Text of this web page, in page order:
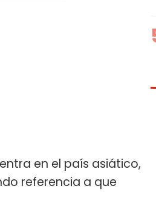
en el país asiático,
referencia a que